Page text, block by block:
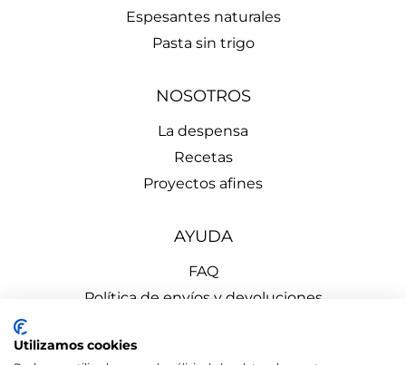
Espesantes naturales
Pasta sin trigo
NOSOTROS
La despensa
Recetas
Proyectos afines
AYUDA
FAQ
Política de envíos y devoluciones
Política de Privacidad
Utilizamos cookies